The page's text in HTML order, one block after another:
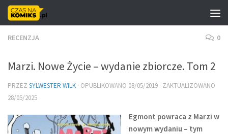
Skip to content
RECENZJA 0
Marzi. Nowe Życie – wydanie zbiorcze. Tom 2
PRZEZ SYLWESTER WILK · OPUBLIKOWANO 08/05/2019 · ZAKTUALIZOWANO
28/05/2025
Egmont powraca z Marzi w
nowym wydaniu – tym